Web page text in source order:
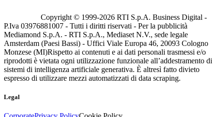
Copyright © 1999-2026 RTI S.p.A. Business Digital -
P.Iva 03976881007 - Tutti i diritti riservati - Per la pubblicità
Mediamond S.p.A. - RTI S.p.A., Mediaset N.V., sede legale
Amsterdam (Paesi Bassi) - Uffici Viale Europa 46, 20093 Cologno
Monzese (MI)Rispetto ai contenuti e ai dati personali trasmessi e/o
riprodotti è vietata ogni utilizzazione funzionale all’addestramento di
sistemi di intelligenza artificiale generativa. È altresì fatto divieto
espresso di utilizzare mezzi automatizzati di data scraping.
Legal